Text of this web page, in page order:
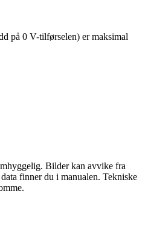
på 0 V-tilførselen) er maksimal
Bilder kan avvike fra
finner du i manualen. Tekniske